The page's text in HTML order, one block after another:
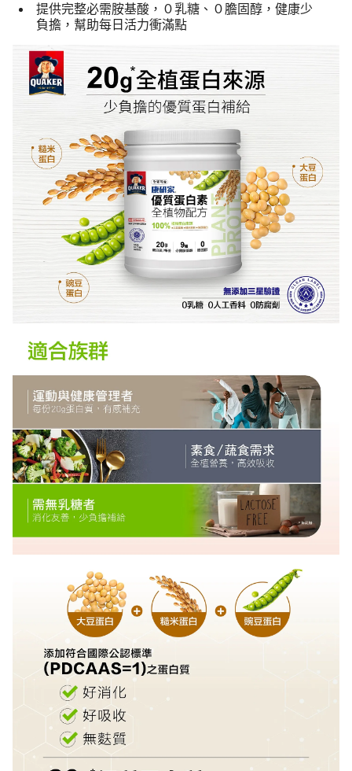
提供完整必需胺基酸，０乳糖、０膽固醇，健康少
負擔，幫助每日活力衝滿點